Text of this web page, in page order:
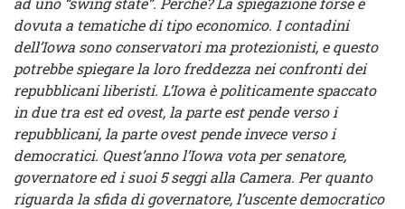
dovuta a tematiche di tipo economico. I contadini
dell’Iowa sono conservatori ma protezionisti, e questo
potrebbe spiegare la loro freddezza nei confronti dei
repubblicani liberisti. L’Iowa è politicamente spaccato
in due tra est ed ovest, la parte est pende verso i
repubblicani, la parte ovest pende invece verso i
democratici. Quest’anno l’Iowa vota per senatore,
governatore ed i suoi 5 seggi alla Camera. Per quanto
riguarda la sfida di governatore, l’uscente democratico